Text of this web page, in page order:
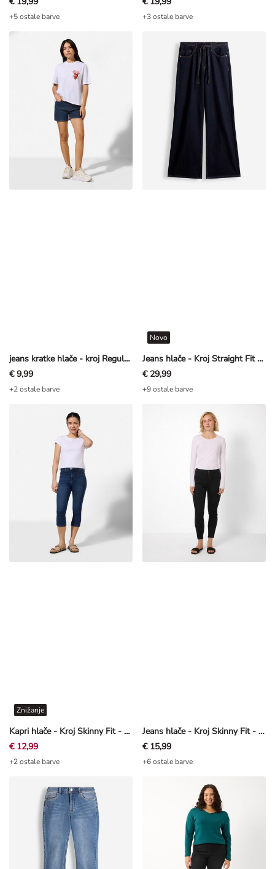
+5 ostale barve +3 ostale barve
jeans kratke hlače - kroj Regular Fit - temno modra
€ 9,99
+2 ostale barve
Jeans hlače - Kroj Straight Fit - temno modra
Novo
€ 29,99
+9 ostale barve
Kapri hlače - Kroj Skinny Fit - temno modra
Znižanje
€ 12,99
+2 ostale barve
Jeans hlače - Kroj Skinny Fit - črna
€ 15,99
+6 ostale barve